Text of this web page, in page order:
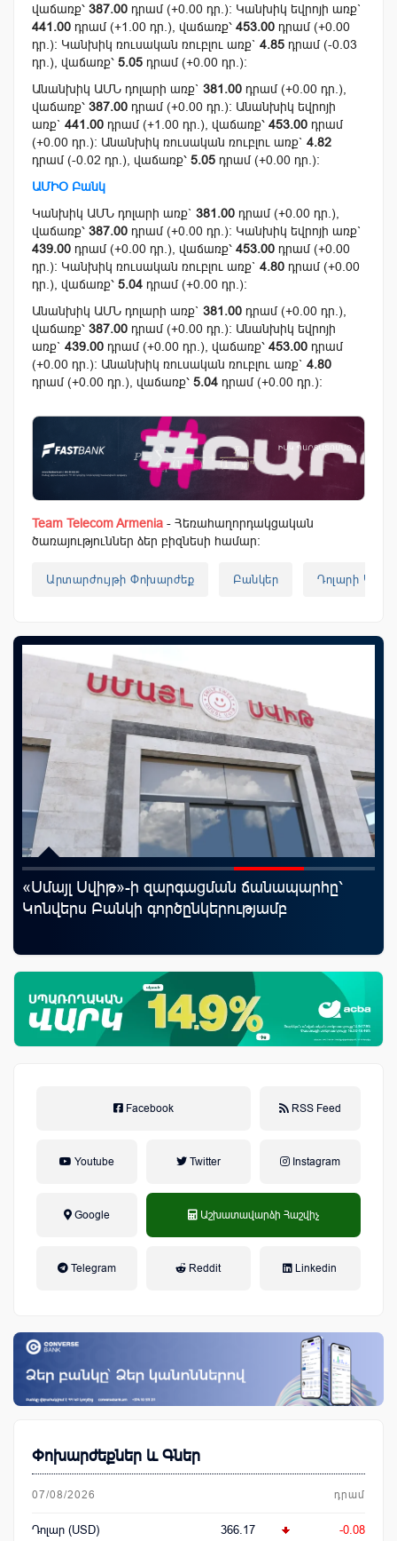
վաճառք՝ 387.00 դրամ (+0.00 դր.): Կանխիկ եվրոյի առք`
441.00 դրամ (+1.00 դր.), վաճառք՝ 453.00 դրամ (+0.00
դր.): Կանխիկ ռուսական ռուբլու առք` 4.85 դրամ (-0.03
դր.), վաճառք՝ 5.05 դրամ (+0.00 դր.):
Անանխիկ ԱՄՆ դոլարի առք` 381.00 դրամ (+0.00 դր.),
վաճառք՝ 387.00 դրամ (+0.00 դր.): Անանխիկ եվրոյի
առք` 441.00 դրամ (+1.00 դր.), վաճառք՝ 453.00 դրամ
(+0.00 դր.): Անանխիկ ռուսական ռուբլու առք` 4.82
դրամ (-0.02 դր.), վաճառք՝ 5.05 դրամ (+0.00 դր.):
ԱՄԻՕ Բանկ
Կանխիկ ԱՄՆ դոլարի առք` 381.00 դրամ (+0.00 դր.),
վաճառք՝ 387.00 դրամ (+0.00 դր.): Կանխիկ եվրոյի առք`
439.00 դրամ (+0.00 դր.), վաճառք՝ 453.00 դրամ (+0.00
դր.): Կանխիկ ռուսական ռուբլու առք` 4.80 դրամ (+0.00
դր.), վաճառք՝ 5.04 դրամ (+0.00 դր.):
Անանխիկ ԱՄՆ դոլարի առք` 381.00 դրամ (+0.00 դր.),
վաճառք՝ 387.00 դրամ (+0.00 դր.): Անանխիկ եվրոյի
առք` 439.00 դրամ (+0.00 դր.), վաճառք՝ 453.00 դրամ
(+0.00 դր.): Անանխիկ ռուսական ռուբլու առք` 4.80
դրամ (+0.00 դր.), վաճառք՝ 5.04 դրամ (+0.00 դր.):
Team Telecom Armenia - Հեռահաղորդակցական
ծառայություններ ձեր բիզնեսի համար:
Արտարժույթի Փոխարժեք Բանկեր Դոլարի Կուրս
«Սմայլ Սվիթ»-ի զարգացման ճանապարհը՝
Կոնվերս Բանկի գործընկերությամբ
Facebook RSS Feed
Youtube Twitter Instagram
Google Աշխատավարձի Հաշվիչ
Telegram Reddit Linkedin
Փոխարժեքներ և Գներ
07/08/2026 դրամ
Դոլար (USD) 366.17 -0.08